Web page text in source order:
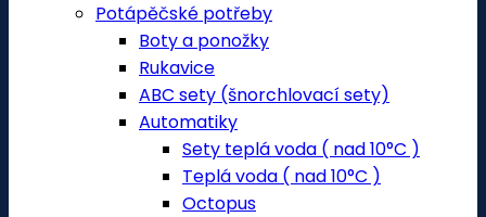
Potápěčské potřeby
Boty a ponožky
Rukavice
ABC sety (šnorchlovací sety)
Automatiky
Sety teplá voda ( nad 10°C )
Teplá voda ( nad 10°C )
Octopus